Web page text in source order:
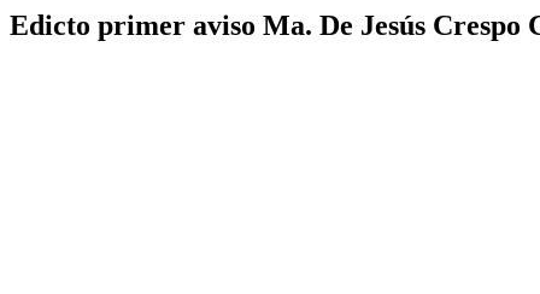
Edicto primer aviso Ma. De Jesús Crespo